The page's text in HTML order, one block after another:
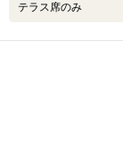
テラス席のみ